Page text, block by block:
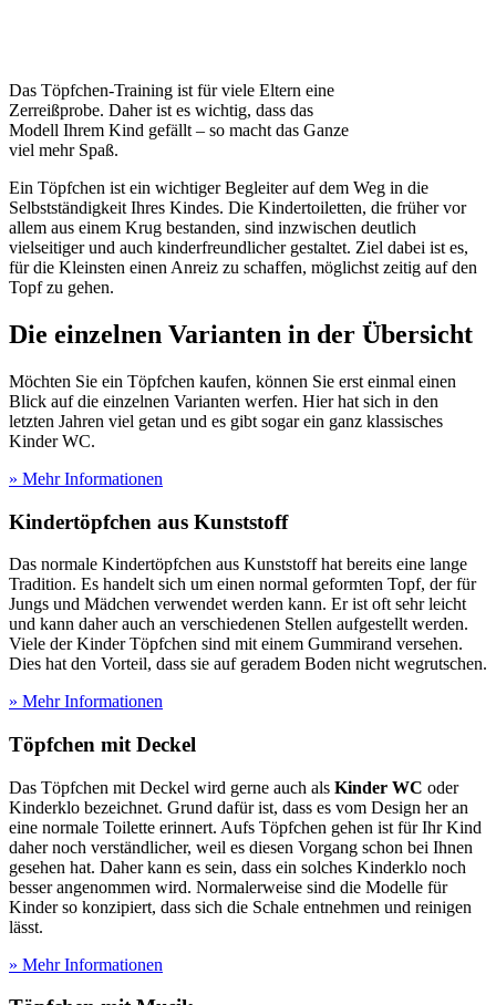
Das Töpfchen-Training ist für viele Eltern eine
Zerreißprobe. Daher ist es wichtig, dass das
Modell Ihrem Kind gefällt – so macht das Ganze
viel mehr Spaß.
Ein Töpfchen ist ein wichtiger Begleiter auf dem Weg in die
Selbstständigkeit Ihres Kindes. Die Kindertoiletten, die früher vor
allem aus einem Krug bestanden, sind inzwischen deutlich
vielseitiger und auch kinderfreundlicher gestaltet. Ziel dabei ist es,
für die Kleinsten einen Anreiz zu schaffen, möglichst zeitig auf den
Topf zu gehen.
Die einzelnen Varianten in der Übersicht
Möchten Sie ein Töpfchen kaufen, können Sie erst einmal einen
Blick auf die einzelnen Varianten werfen. Hier hat sich in den
letzten Jahren viel getan und es gibt sogar ein ganz klassisches
Kinder WC.
» Mehr Informationen
Kindertöpfchen aus Kunststoff
Das normale Kindertöpfchen aus Kunststoff hat bereits eine lange
Tradition. Es handelt sich um einen normal geformten Topf, der für
Jungs und Mädchen verwendet werden kann. Er ist oft sehr leicht
und kann daher auch an verschiedenen Stellen aufgestellt werden.
Viele der Kinder Töpfchen sind mit einem Gummirand versehen.
Dies hat den Vorteil, dass sie auf geradem Boden nicht wegrutschen.
» Mehr Informationen
Töpfchen mit Deckel
Das Töpfchen mit Deckel wird gerne auch als Kinder WC oder
Kinderklo bezeichnet. Grund dafür ist, dass es vom Design her an
eine normale Toilette erinnert. Aufs Töpfchen gehen ist für Ihr Kind
daher noch verständlicher, weil es diesen Vorgang schon bei Ihnen
gesehen hat. Daher kann es sein, dass ein solches Kinderklo noch
besser angenommen wird. Normalerweise sind die Modelle für
Kinder so konzipiert, dass sich die Schale entnehmen und reinigen
lässt.
» Mehr Informationen